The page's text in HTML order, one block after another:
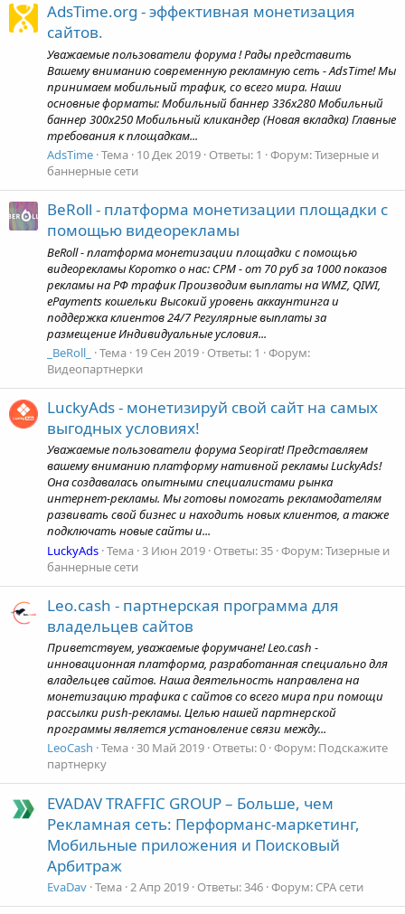
AdsTime.org - эффективная монетизация
сайтов.
Уважаемые пользователи форума ! Рады представить
Вашему вниманию современную рекламную сеть - AdsTime! Мы
принимаем мобильный трафик, со всего мира. Наши
основные форматы: Мобильный баннер 336x280 Мобильный
баннер 300х250 Мобильный кликандер (Новая вкладка) Главные
требования к площадкам...
AdsTime Тема 10 Дек 2019 Ответы: 1 Форум:Тизерные и
баннерные сети
ВеRoll - платформа монетизации площадки с
помощью видеорекламы
ВеRoll - платформа монетизации площадки с помощью
видеорекламы Коротко о нас: CPM - от 70 руб за 1000 показов
рекламы на РФ трафик Производим выплаты на WMZ, QIWI,
ePayments кошельки Высокий уровень аккаунтинга и
поддержка клиентов 24/7 Регулярные выплаты за
размещение Индивидуальные условия...
_BeRoll_
Тема 19 Сен 2019 Ответы: 1
Форум:
Видеопартнерки
LuckyAds - монетизируй свой сайт на самых
выгодных условиях!
Уважаемые пользователи форума Seopirat! Представляем
вашему вниманию платформу нативной рекламы LuckyAds!
Она создавалась опытными специалистами рынка
интернет-рекламы. Мы готовы помогать рекламодателям
развивать свой бизнес и находить новых клиентов, а также
подключать новые сайты и...
LuckyAds Тема 3 Июн 2019 Ответы: 35 Форум:Тизерные и
баннерные сети
Leo.cash - партнерская программа для
владельцев сайтов
Приветствуем, уважаемые форумчане! Leo.cash -
инновационная платформа, разработанная специально для
владельцев сайтов. Наша деятельность направлена на
монетизацию трафика с сайтов со всего мира при помощи
рассылки push-рекламы. Целью нашей партнерской
программы является установление связи между...
LeoCash Тема 30 Май 2019 Ответы: 0 Форум: Подскажите
партнерку
EVADAV TRAFFIC GROUP – Больше, чем
Рекламная сеть: Перформанс-маркетинг,
Мобильные приложения и Поисковый
Арбитраж
EvaDav Тема 2 Апр 2019 Ответы: 346 Форум: CPA сети